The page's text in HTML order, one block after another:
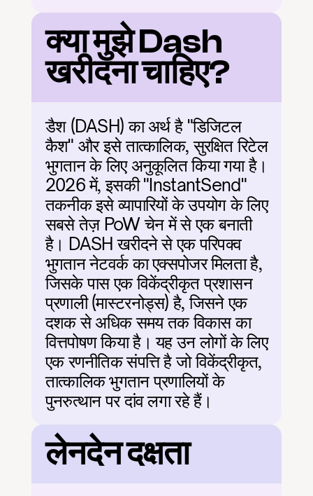
क्या मुझे Dash
खरीदना चाहिए?
डैश (DASH) का अर्थ है "डिजिटल
कैश" और इसे तात्कालिक, सुरक्षित रिटेल
भुगतान के लिए अनुकूलित किया गया है।
2026 में, इसकी "InstantSend"
तकनीक इसे व्यापारियों के उपयोग के लिए
सबसे तेज़ PoW चेन में से एक बनाती
है। DASH खरीदने से एक परिपक्व
भुगतान नेटवर्क का एक्सपोजर मिलता है,
जिसके पास एक विकेंद्रीकृत प्रशासन
प्रणाली (मास्टरनोड्स) है, जिसने एक
दशक से अधिक समय तक विकास का
वित्तपोषण किया है। यह उन लोगों के लिए
एक रणनीतिक संपत्ति है जो विकेंद्रीकृत,
तात्कालिक भुगतान प्रणालियों के
पुनरुत्थान पर दांव लगा रहे हैं।
लेनदेन दक्षता